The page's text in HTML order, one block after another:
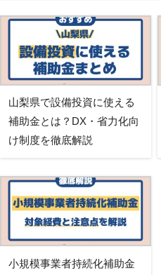
山梨県で設備投資に使える
補助金とは？DX・省力化向
け制度を徹底解説
小規模事業者持続化補助金